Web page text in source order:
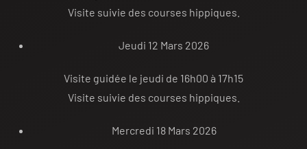
Visite suivie des courses hippiques.
Jeudi 12 Mars 2026
Visite guidée le jeudi de 16h00 à 17h15
Visite suivie des courses hippiques.
Mercredi 18 Mars 2026